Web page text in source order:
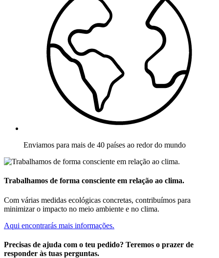
Enviamos para mais de 40 países ao redor do mundo
Trabalhamos de forma consciente em relação ao clima.
Com várias medidas ecológicas concretas, contribuímos para
minimizar o impacto no meio ambiente e no clima.
Aqui encontrarás mais informações.
Precisas de ajuda com o teu pedido? Teremos o prazer de
responder às tuas perguntas.